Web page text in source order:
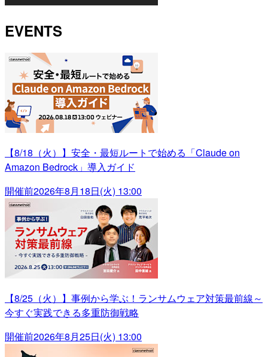
EVENTS
【8/18（火）】安全・最短ルートで始める「Claude on
Amazon Bedrock」導入ガイド
開催前2026年8月18日(火) 13:00
【8/25（火）】事例から学ぶ！ランサムウェア対策最前線～
今すぐ実践できる多重防御戦略
開催前2026年8月25日(火) 13:00